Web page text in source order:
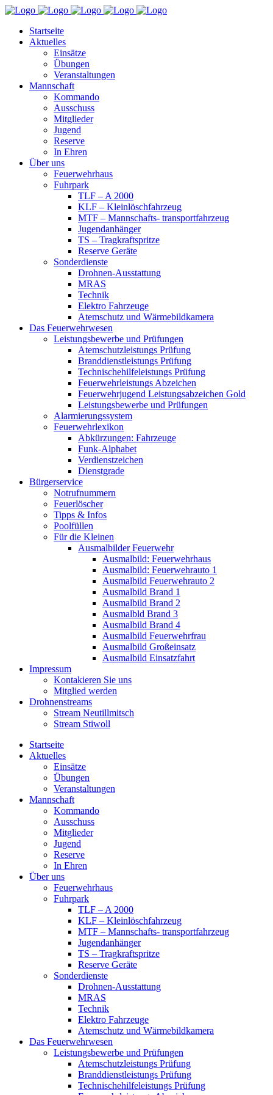
Startseite
Aktuelles
Einsätze
Übungen
Veranstaltungen
Mannschaft
Kommando
Ausschuss
Mitglieder
Jugend
Reserve
In Ehren
Über uns
Feuerwehrhaus
Fuhrpark
TLF – A 2000
KLF – Kleinlöschfahrzeug
MTF – Mannschafts- transportfahrzeug
Jugendanhänger
TS – Tragkraftspritze
Reserve Geräte
Sonderdienste
Drohnen-Ausstattung
MRAS
Technik
Elektro Fahrzeuge
Atemschutz und Wärmebildkamera
Das Feuerwehrwesen
Leistungsbewerbe und Prüfungen
Atemschutzleistungs Prüfung
Branddienstleistungs Prüfung
Technischehilfeleistungs Prüfung
Feuerwehrleistungs Abzeichen
Feuerwehrjugend Leistungsabzeichen Gold
Leistungsbewerbe und Prüfungen
Alarmierungssystem
Feuerwehrlexikon
Abkürzungen: Fahrzeuge
Funk-Alphabet
Verdienstzeichen
Dienstgrade
Bürgerservice
Notrufnummern
Feuerlöscher
Tipps & Infos
Poolfüllen
Für die Kleinen
Ausmalbilder Feuerwehr
Ausmalbild: Feuerwehrhaus
Ausmalbild: Feuerwehrauto 1
Ausmalbild Feuerwehrauto 2
Ausmalbild Brand 1
Ausmalbild Brand 2
Ausmalbld Brand 3
Ausmalbild Brand 4
Ausmalbild Feuerwehrfrau
Ausmalbild Großeinsatz
Ausmalbild Einsatzfahrt
Impressum
Kontakieren Sie uns
Mitglied werden
Drohnenstreams
Stream Neutillmitsch
Stream Stiwoll
Startseite
Aktuelles
Einsätze
Übungen
Veranstaltungen
Mannschaft
Kommando
Ausschuss
Mitglieder
Jugend
Reserve
In Ehren
Über uns
Feuerwehrhaus
Fuhrpark
TLF – A 2000
KLF – Kleinlöschfahrzeug
MTF – Mannschafts- transportfahrzeug
Jugendanhänger
TS – Tragkraftspritze
Reserve Geräte
Sonderdienste
Drohnen-Ausstattung
MRAS
Technik
Elektro Fahrzeuge
Atemschutz und Wärmebildkamera
Das Feuerwehrwesen
Leistungsbewerbe und Prüfungen
Atemschutzleistungs Prüfung
Branddienstleistungs Prüfung
Technischehilfeleistungs Prüfung